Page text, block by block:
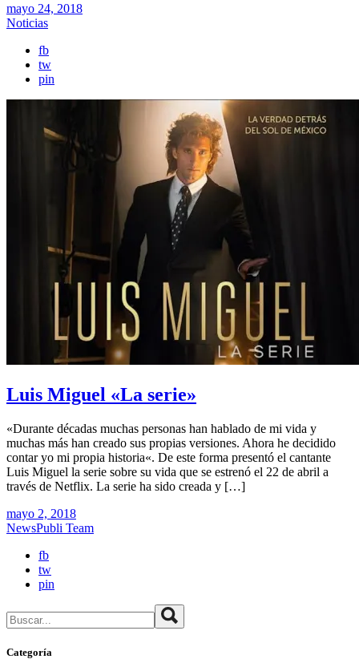
mayo 24, 2018
Noticias
fb
tw
pin
Luis Miguel «La serie»
«Durante décadas muchas personas han hablado de mi vida y
muchas más han creado sus propias versiones. Ahora he decidido
contar yo mi propia historia«. De este forma presentó el cantante
Luis Miguel la serie sobre su vida que se estrenó el 22 de abril a
través de Netflix. La serie ha sido creada y […]
mayo 2, 2018
NewsPubli Team
fb
tw
pin
Buscar
Categoría